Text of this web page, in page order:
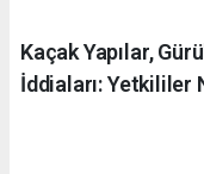
Kaçak Yapılar,
İddiaları: Yetkililer